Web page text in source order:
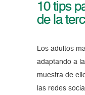
10 tips
de la
Los adultos
adaptando a
muestra de
las redes